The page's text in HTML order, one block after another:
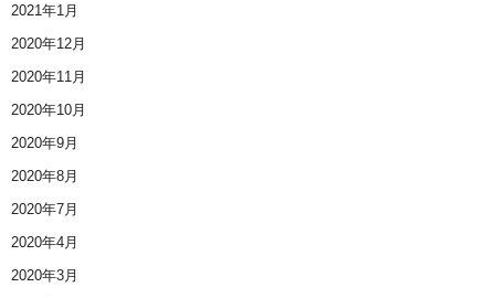
2021年1月
2020年12月
2020年11月
2020年10月
2020年9月
2020年8月
2020年7月
2020年4月
2020年3月